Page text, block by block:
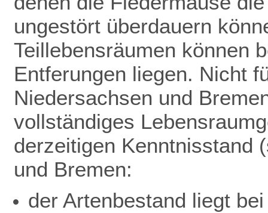
ungestört überdauern
Teillebensräumen können
Entferungen liegen. Nicht
Niedersachsen und
vollständiges
derzeitigen Kenntnisstand
und Bremen:
der Artenbestand liegt